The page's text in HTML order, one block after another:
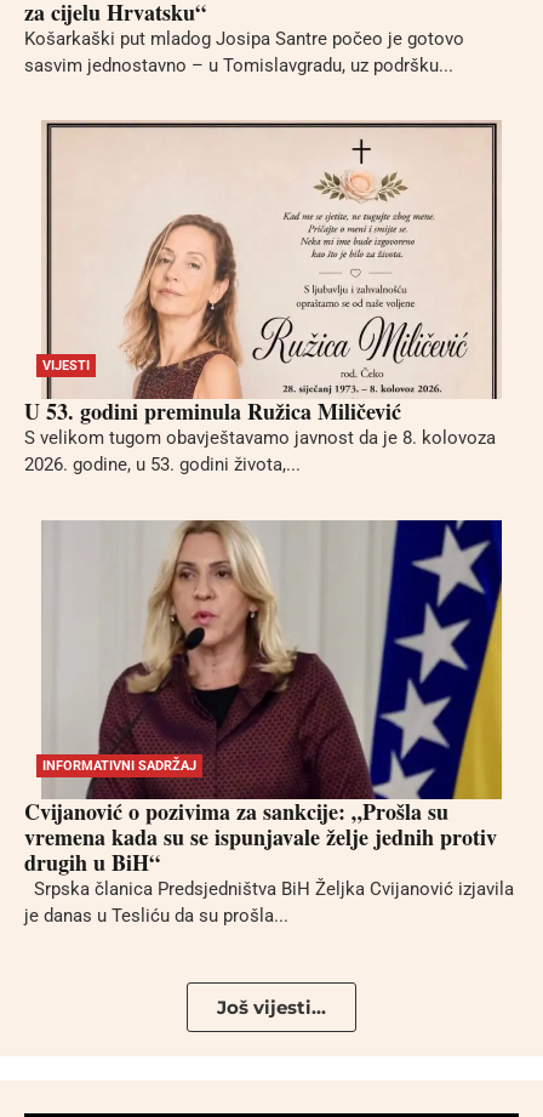
za cijelu Hrvatsku“
Košarkaški put mladog Josipa Santre počeo je gotovo
sasvim jednostavno – u Tomislavgradu, uz podršku...
VIJESTI
U 53. godini preminula Ružica Miličević
S velikom tugom obavještavamo javnost da je 8. kolovoza
2026. godine, u 53. godini života,...
INFORMATIVNI SADRŽAJ
Cvijanović o pozivima za sankcije: „Prošla su
vremena kada su se ispunjavale želje jednih protiv
drugih u BiH“
Srpska članica Predsjedništva BiH Željka Cvijanović izjavila
je danas u Tesliću da su prošla...
Još vijesti...